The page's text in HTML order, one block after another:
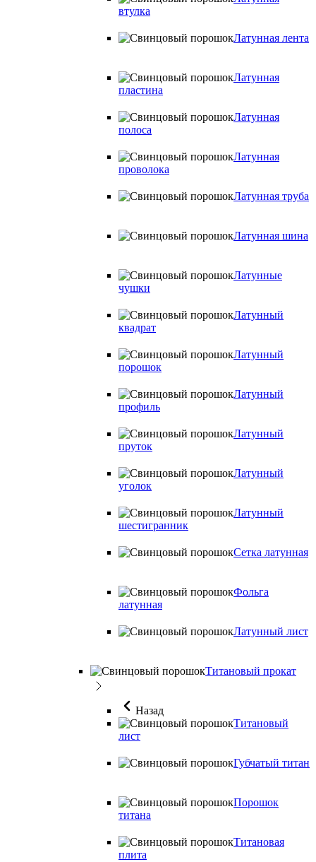
втулка
Латунная лента
Латунная
пластина
Латунная
полоса
Латунная
проволока
Латунная труба
Латунная шина
Латунные
чушки
Латунный
квадрат
Латунный
порошок
Латунный
профиль
Латунный
пруток
Латунный
уголок
Латунный
шестигранник
Сетка латунная
Фольга
латунная
Латунный лист
Титановый прокат
Назад
Титановый
лист
Губчатый титан
Порошок
титана
Титановая
плита